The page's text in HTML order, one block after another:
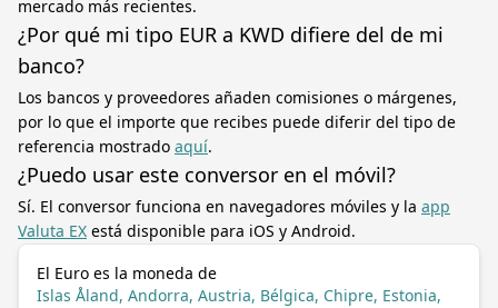
mercado más recientes.
¿Por qué mi tipo EUR a KWD difiere del de mi
banco?
Los bancos y proveedores añaden comisiones o márgenes,
por lo que el importe que recibes puede diferir del tipo de
referencia mostrado aquí.
¿Puedo usar este conversor en el móvil?
Sí. El conversor funciona en navegadores móviles y la app
Valuta EX está disponible para iOS y Android.
El Euro es la moneda de
Islas Åland, Andorra, Austria, Bélgica, Chipre, Estonia,